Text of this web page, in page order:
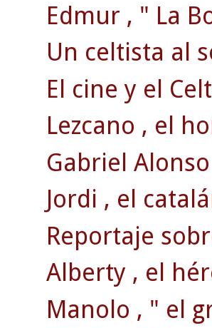
Edmur , " La
Un celtista al
El cine y el
Lezcano , el
Gabriel
Jordi , el
Reportaje
Alberty , el
Manolo , " el